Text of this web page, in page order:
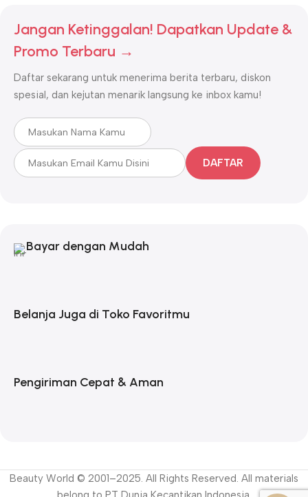
Jangan Ketinggalan! Dapatkan Update &
Promo Terbaru →
Daftar sekarang untuk menerima berita terbaru, diskon
spesial, dan kejutan menarik langsung ke inbox kamu!
DAFTAR
Bayar dengan Mudah
Belanja Juga di Toko Favoritmu
Pengiriman Cepat & Aman
Beauty World © 2001–2025. All Rights Reserved. All materials